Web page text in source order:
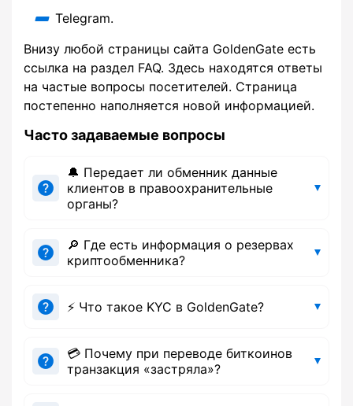
Telegram.
Внизу любой страницы сайта GoldenGate есть
ссылка на раздел FAQ. Здесь находятся ответы
на частые вопросы посетителей. Страница
постепенно наполняется новой информацией.
Часто задаваемые вопросы
🔔 Передает ли обменник данные
клиентов в правоохранительные
органы?
🔎 Где есть информация о резервах
криптообменника?
⚡ Что такое KYC в GoldenGate?
💳 Почему при переводе биткоинов
транзакция «застряла»?